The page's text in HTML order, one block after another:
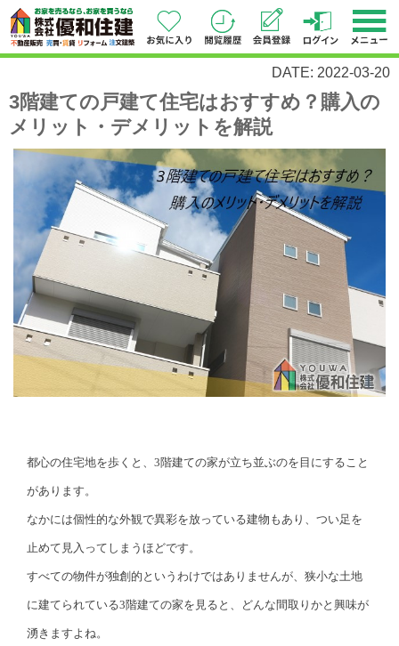
DATE: 2022-03-20
3階建ての戸建て住宅はおすすめ？購入の
メリット・デメリットを解説
都心の住宅地を歩くと、3階建ての家が立ち並ぶのを目にすること
があります。
なかには個性的な外観で異彩を放っている建物もあり、つい足を
止めて見入ってしまうほどです。
すべての物件が独創的というわけではありませんが、狭小な土地
に建てられている3階建ての家を見ると、どんな間取りかと興味が
湧きますよね。